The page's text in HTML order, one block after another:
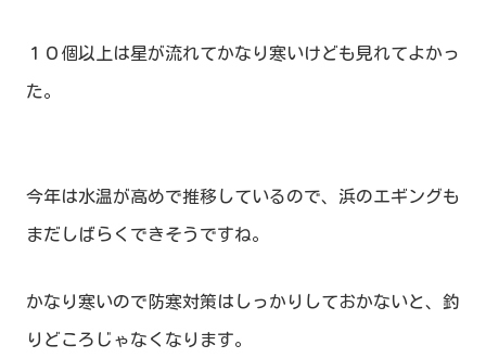
１０個以上は星が流れてかなり寒いけども見れてよかっ
た。
今年は水温が高めで推移しているので、浜のエギングも
まだしばらくできそうですね。
かなり寒いので防寒対策はしっかりしておかないと、釣
りどころじゃなくなります。